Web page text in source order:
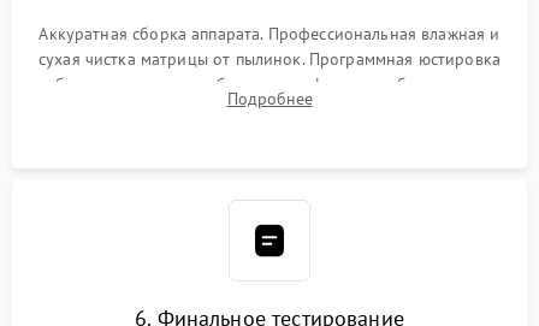
Аккуратная сборка аппарата. Профессиональная влажная и
сухая чистка матрицы от пылинок. Программная юстировка
рабочего отрезка, калибровка автофокуса, стабилизатора и
экспозамера с помощью сервисного ПО.
Подробнее
6. Финальное тестирование